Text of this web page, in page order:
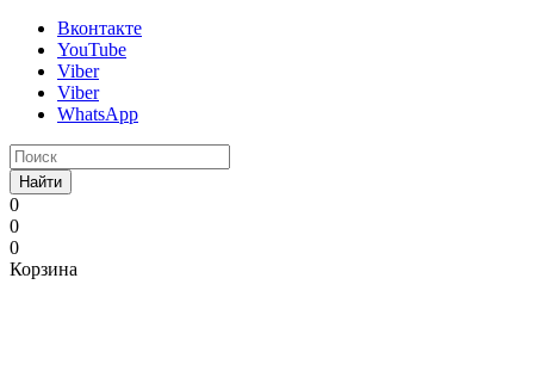
Вконтакте
YouTube
Viber
Viber
WhatsApp
Найти
0
0
0
Корзина